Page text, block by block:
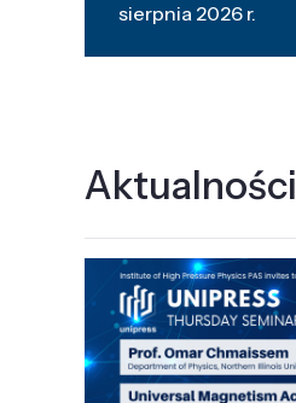
sierpnia 2026 r.
Aktualności